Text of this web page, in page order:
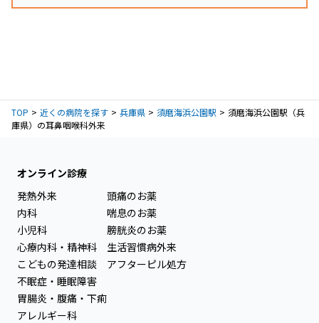
TOP 近くの病院を探す 兵庫県 須磨海浜公園駅
須磨海浜公園駅（兵
庫県）の耳鼻咽喉科外来
オンライン診療
発熱外来
内科
小児科
心療内科・精神科
こどもの発達相談
不眠症・睡眠障害
胃腸炎・腹痛・下痢
アレルギー科
頭痛のお薬
喘息のお薬
膀胱炎のお薬
生活習慣病外来
アフターピル処方